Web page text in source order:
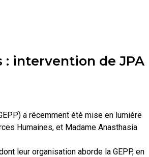
: intervention de JPA
a récemment été mise en lumière
Humaines, et Madame Anasthasia
leur organisation aborde la GEPP, en